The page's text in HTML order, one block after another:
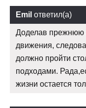
Emil ответил(а)
Доделав прежнюю
движения,
должно пройти
подходами.
жизни остается